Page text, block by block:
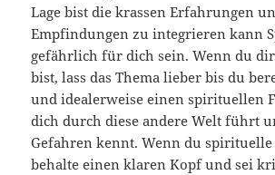
Lage bist die krassen Erfahrungen
Empfindungen zu integrieren kann
gefährlich für dich sein. Wenn du
bist, lass das Thema lieber bis du
und idealerweise einen spirituellen
dich durch diese andere Welt führt
Gefahren kennt. Wenn du
behalte einen klaren Kopf und sei